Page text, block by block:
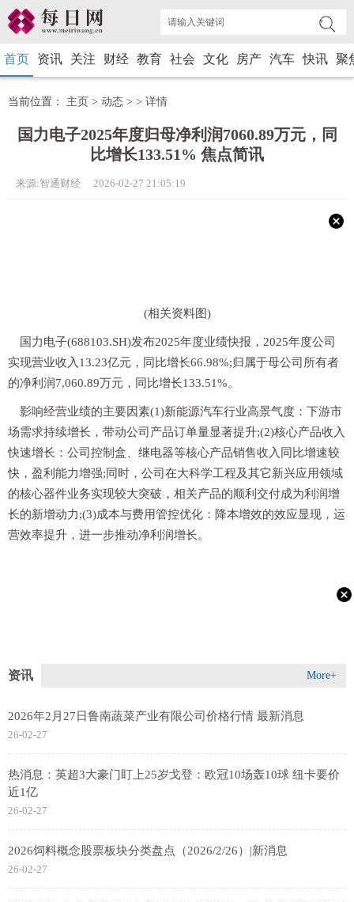
首页 资讯 关注 财经 教育 社会 文化 房产 汽车 快讯 聚
当前位置： 主页 > 动态 > > 详情
国力电子2025年度归母净利润7060.89万元，同
比增长133.51% 焦点简讯
来源:智通财经 2026-02-27 21:05:19
(相关资料图)
国力电子(688103.SH)发布2025年度业绩快报，2025年度公司
实现营业收入13.23亿元，同比增长66.98%;归属于母公司所有者
的净利润7,060.89万元，同比增长133.51%。
影响经营业绩的主要因素(1)新能源汽车行业高景气度：下游市
场需求持续增长，带动公司产品订单量显著提升;(2)核心产品收入
快速增长：公司控制盒、继电器等核心产品销售收入同比增速较
快，盈利能力增强;同时，公司在大科学工程及其它新兴应用领域
的核心器件业务实现较大突破，相关产品的顺利交付成为利润增
长的新增动力;(3)成本与费用管控优化：降本增效的效应显现，运
营效率提升，进一步推动净利润增长。
资讯 More+
2026年2月27日鲁南蔬菜产业有限公司价格行情 最新消息
26-02-27
热消息：英超3大豪门盯上25岁戈登：欧冠10场轰10球 纽卡要价
近1亿
26-02-27
2026饲料概念股票板块分类盘点（2026/2/26）|新消息
26-02-27